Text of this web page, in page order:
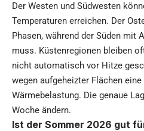
Der Westen und Südwesten
Temperaturen erreichen. Der
Phasen, während der Süden mit
muss. Küstenregionen bleiben
nicht automatisch vor Hitze
wegen aufgeheizter Flächen
Wärmebelastung. Die genaue
Woche ändern.
Ist der Sommer 2026 gut